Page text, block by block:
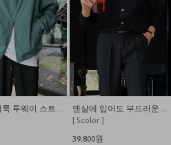
고프코어룩 투웨이 스트링 후드 바람막이
맨살에 입어도 부드러운 고급스런 입체 사선케이블 가디건
[ 5color ]
39,800원